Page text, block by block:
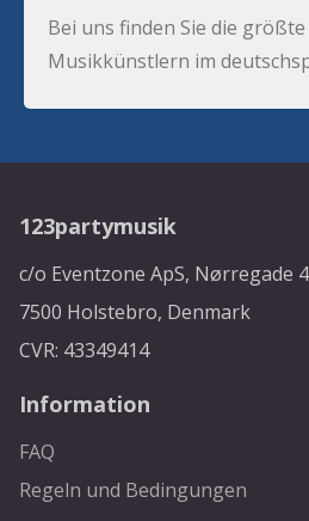
Bei uns finden Sie die
Musikkünstlern im
123partymusik
c/o Eventzone ApS, Nørregade
7500 Holstebro, Denmark
CVR: 43349414
Information
FAQ
Regeln und Bedingungen